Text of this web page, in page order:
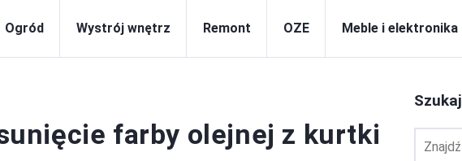
Ogród Wystrój wnętrz Remont OZE Meble i elektronika
farby olejnej z kurtki
Szukaj